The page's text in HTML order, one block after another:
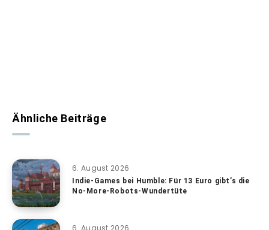
Ähnliche Beiträge
6. August 2026
Indie-Games bei Humble: Für 13 Euro gibt’s die
No-More-Robots-Wundertüte
6. August 2026